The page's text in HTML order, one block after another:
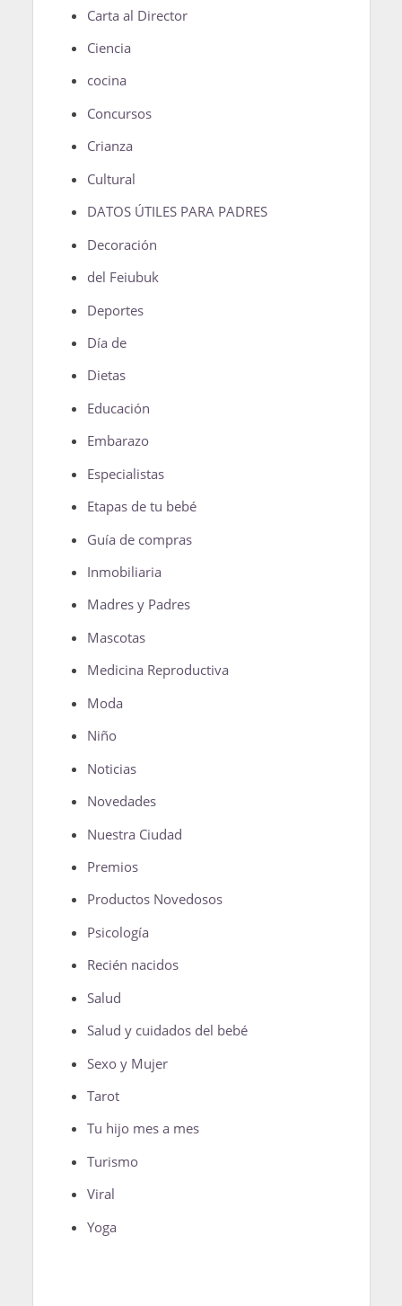
Carta al Director
Ciencia
cocina
Concursos
Crianza
Cultural
DATOS ÚTILES PARA PADRES
Decoración
del Feiubuk
Deportes
Día de
Dietas
Educación
Embarazo
Especialistas
Etapas de tu bebé
Guía de compras
Inmobiliaria
Madres y Padres
Mascotas
Medicina Reproductiva
Moda
Niño
Noticias
Novedades
Nuestra Ciudad
Premios
Productos Novedosos
Psicología
Recién nacidos
Salud
Salud y cuidados del bebé
Sexo y Mujer
Tarot
Tu hijo mes a mes
Turismo
Viral
Yoga